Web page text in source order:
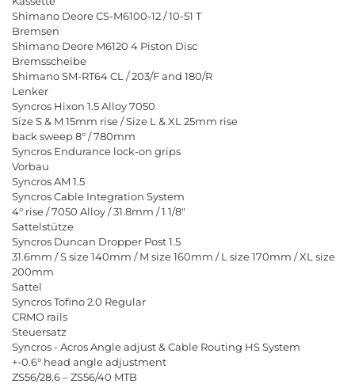
Shimano Deore CS-M6100-12 / 10-51 T
Bremsen
Shimano Deore M6120 4 Piston Disc
Bremsscheibe
Shimano SM-RT64 CL / 203/F and 180/R
Lenker
Syncros Hixon 1.5 Alloy 7050
Size S & M 15mm rise / Size L & XL 25mm rise
back sweep 8° / 780mm
Syncros Endurance lock-on grips
Vorbau
Syncros AM 1.5
Syncros Cable Integration System
4° rise / 7050 Alloy / 31.8mm / 1 1/8"
Sattelstütze
Syncros Duncan Dropper Post 1.5
31.6mm / S size 140mm / M size 160mm / L size 170mm / XL size
200mm
Sattel
Syncros Tofino 2.0 Regular
CRMO rails
Steuersatz
Syncros - Acros Angle adjust & Cable Routing HS System
+-0.6° head angle adjustment
ZS56/28.6 – ZS56/40 MTB